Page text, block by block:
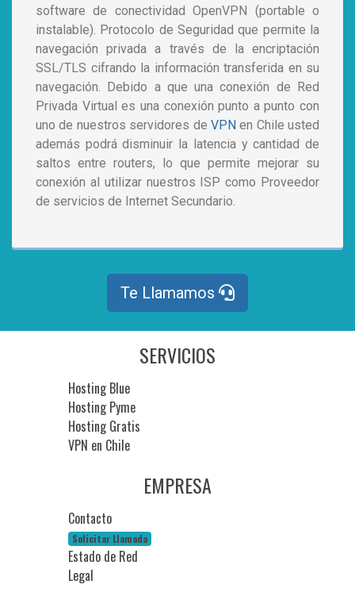
software de conectividad OpenVPN (portable o
instalable). Protocolo de Seguridad que permite la
navegación privada a través de la encriptación
SSL/TLS cifrando la información transferida en su
navegación. Debido a que una conexión de Red
Privada Virtual es una conexión punto a punto con
uno de nuestros servidores de VPNen Chile usted
además podrá disminuir la latencia y cantidad de
saltos entre routers, lo que permite mejorar su
conexión al utilizar nuestros ISP como Proveedor
de servicios de Internet Secundario.
Te Llamamos
SERVICIOS
Hosting Blue
Hosting Pyme
Hosting Gratis
VPN en Chile
EMPRESA
Contacto
Solicitar Llamada
Estado de Red
Legal